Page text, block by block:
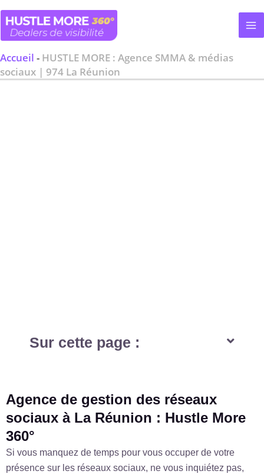
au
contenu
Accueil - HUSTLE MORE : Agence SMMA & médias
sociaux | 974 La Réunion
Sur cette page :
Agence de gestion des réseaux
sociaux à La Réunion : Hustle More
360°
Si vous manquez de temps pour vous occuper de votre
présence sur les réseaux sociaux, ne vous inquiétez pas,